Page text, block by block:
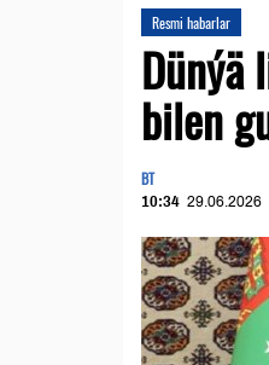
Resmi habarlar
Dünýä
bilen
BT
10:34 29.06.2026